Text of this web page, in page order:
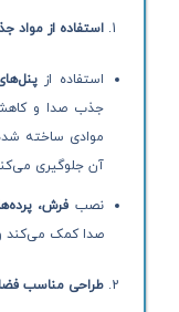
استفاده از مواد
استفاده از
جذب صدا و کاهش
موادی ساخته
آن جلوگیری
نصب فرش،
صدا کمک می‌کند
طراحی مناسب